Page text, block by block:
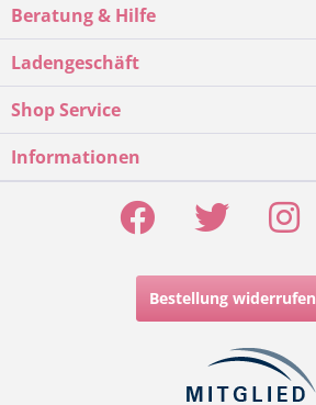
Beratung & Hilfe
Ladengeschäft
Shop Service
Informationen
Bestellung widerrufen